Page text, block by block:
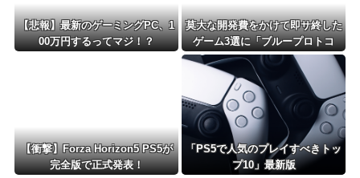
【悲報】最新のゲーミングPC、1
00万円するってマジ！？
莫大な開発費をかけて即サ終した
ゲーム3選に「ブループロトコ
ル」「バビロン」「コンコード」
【衝撃】Forza Horizon5 PS5が
完全版で正式発表！
「PS5で人気のプレイすべきトッ
プ10」最新版